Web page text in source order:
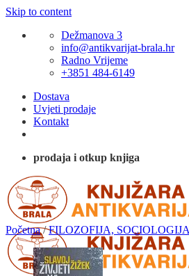
Skip to content
Dežmanova 3
info@antikvarijat-brala.hr
Radno Vrijeme
+3851 484-6149
Dostava
Uvjeti prodaje
Kontakt
prodaja i otkup knjiga
Početna / FILOZOFIJA,